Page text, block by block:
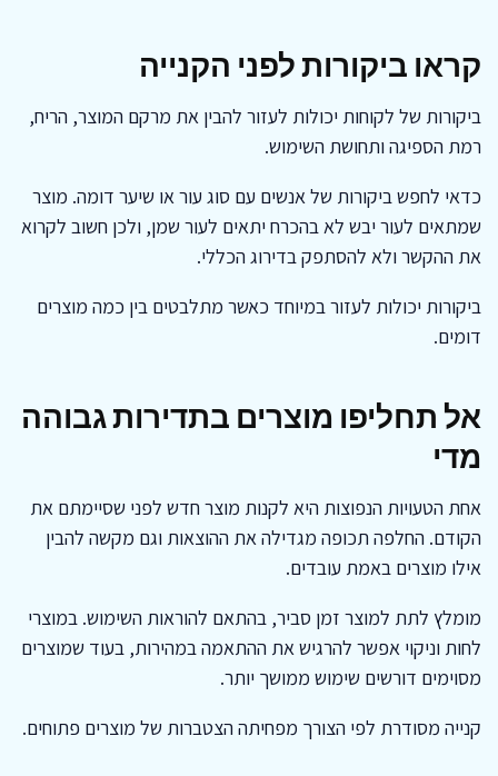
קראו ביקורות לפני הקנייה
ביקורות של לקוחות יכולות לעזור להבין את מרקם המוצר, הריח,
רמת הספיגה ותחושת השימוש.
כדאי לחפש ביקורות של אנשים עם סוג עור או שיער דומה. מוצר
שמתאים לעור יבש לא בהכרח יתאים לעור שמן, ולכן חשוב לקרוא
את ההקשר ולא להסתפק בדירוג הכללי.
ביקורות יכולות לעזור במיוחד כאשר מתלבטים בין כמה מוצרים
דומים.
אל תחליפו מוצרים בתדירות גבוהה
מדי
אחת הטעויות הנפוצות היא לקנות מוצר חדש לפני שסיימתם את
הקודם. החלפה תכופה מגדילה את ההוצאות וגם מקשה להבין
אילו מוצרים באמת עובדים.
מומלץ לתת למוצר זמן סביר, בהתאם להוראות השימוש. במוצרי
לחות וניקוי אפשר להרגיש את ההתאמה במהירות, בעוד שמוצרים
מסוימים דורשים שימוש ממושך יותר.
קנייה מסודרת לפי הצורך מפחיתה הצטברות של מוצרים פתוחים.